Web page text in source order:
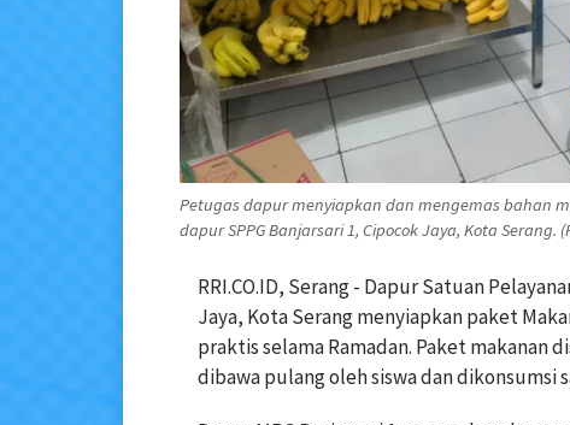
Petugas dapur menyiapkan dan mengemas bahan
dapur SPPG Banjarsari 1, Cipocok Jaya, Kota Serang.
RRI.CO.ID, Serang - Dapur Satuan
Jaya, Kota Serang menyiapkan paket
praktis selama Ramadan. Paket makanan
dibawa pulang oleh siswa dan dikonsumsi